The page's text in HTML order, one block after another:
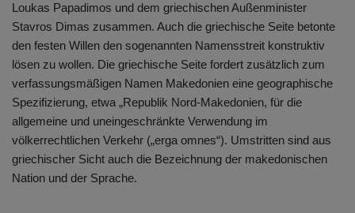
Loukas Papadimos und dem griechischen Außenminister
Stavros Dimas zusammen. Auch die griechische Seite betonte
den festen Willen den sogenannten Namensstreit konstruktiv
lösen zu wollen. Die griechische Seite fordert zusätzlich zum
verfassungsmäßigen Namen Makedonien eine geographische
Spezifizierung, etwa „Republik Nord-Makedonien, für die
allgemeine und uneingeschränkte Verwendung im
völkerrechtlichen Verkehr („erga omnes“). Umstritten sind aus
griechischer Sicht auch die Bezeichnung der makedonischen
Nation und der Sprache.